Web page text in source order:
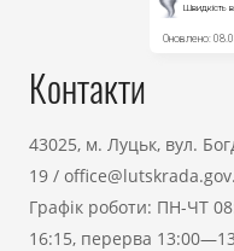
Контакти
43025, м. Луцьк, вул.
19 /
Графік роботи: ПН-ЧТ
16:15, перерва